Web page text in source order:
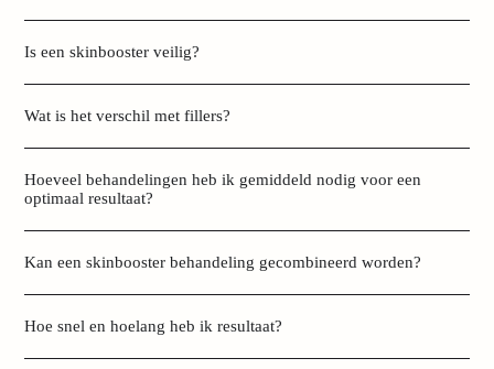
Is een skinbooster veilig?
Wat is het verschil met fillers?
Hoeveel behandelingen heb ik gemiddeld nodig voor een
optimaal resultaat?
Kan een skinbooster behandeling gecombineerd worden?
Hoe snel en hoelang heb ik resultaat?